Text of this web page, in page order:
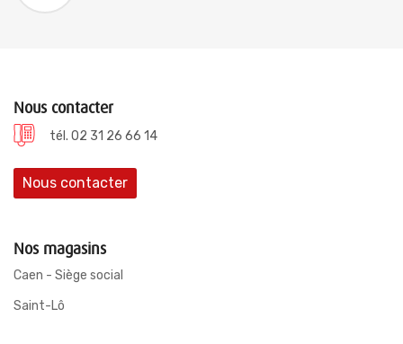
Nous contacter
tél. 02 31 26 66 14
Nous contacter
Nos magasins
Caen - Siège social
Saint-Lô